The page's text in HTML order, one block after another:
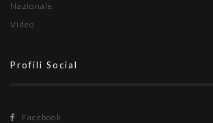
Nazionale
Video
Profili Social
Facebook